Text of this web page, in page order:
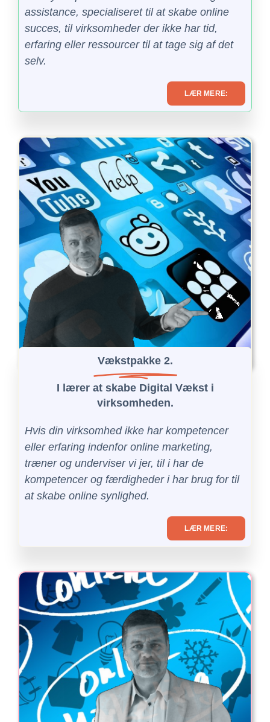
assistance, specialiseret til at skabe online
succes, til virksomheder der ikke har tid,
erfaring eller ressourcer til at tage sig af det
selv.
LÆR MERE:
Vækstpakke 2.
I lærer at skabe Digital Vækst i
virksomheden.
Hvis din virksomhed ikke har kompetencer
eller erfaring indenfor online marketing,
træner og underviser vi jer, til i har de
kompetencer og færdigheder i har brug for til
at skabe online synlighed.
LÆR MERE: